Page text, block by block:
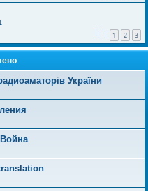
1 2 3
України